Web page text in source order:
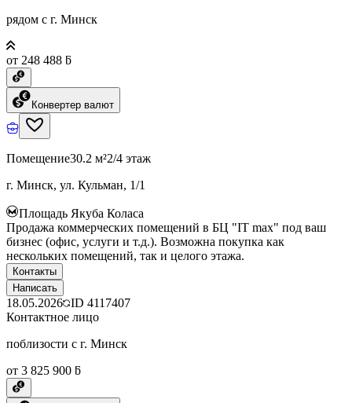
рядом с г. Минск
от 248 488 ƃ
Конвертер валют
Помещение30.2 м²2/4 этаж
г. Минск, ул. Кульман, 1/1
Площадь Якуба Коласа
Продажа коммерческих помещений в БЦ "IT max" под ваш
бизнес (офис, услуги и т.д.). Возможна покупка как
нескольких помещений, так и целого этажа.
Контакты
Написать
18.05.2026 ID 4117407
Контактное лицо
поблизости с г. Минск
от 3 825 900 ƃ